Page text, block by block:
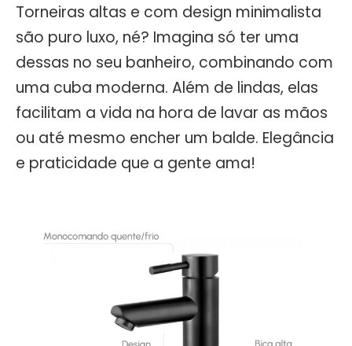
Torneiras altas e com design minimalista
são puro luxo, né? Imagina só ter uma
dessas no seu banheiro, combinando com
uma cuba moderna. Além de lindas, elas
facilitam a vida na hora de lavar as mãos
ou até mesmo encher um balde. Elegância
e praticidade que a gente ama!